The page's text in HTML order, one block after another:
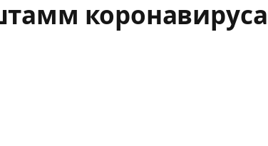
коронавируса